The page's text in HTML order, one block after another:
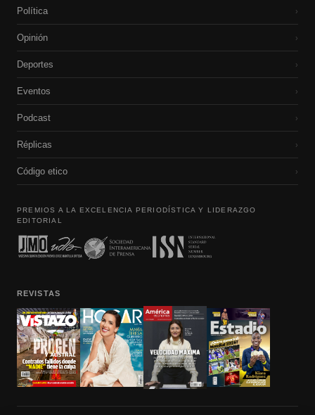
Política ›
Opinión ›
Deportes ›
Eventos ›
Podcast ›
Réplicas ›
Código etico ›
PREMIOS A LA EXCELENCIA PERIODÍSTICA Y LIDERAZGO
EDITORIAL
REVISTAS